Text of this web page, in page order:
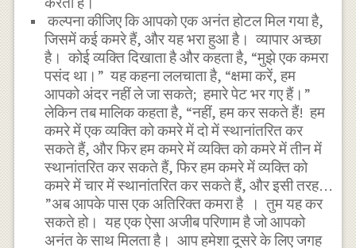
कल्पना कीजिए कि आपको एक अनंत होटल मिल गया है,
जिसमें कई कमरे हैं, और यह भरा हुआ है। व्यापार अच्छा
है। कोई व्यक्ति दिखाता है और कहता है, “मुझे एक कमरा
पसंद था।” यह कहना ललचाता है, “क्षमा करें, हम
आपको अंदर नहीं ले जा सकते; हमारे पेट भर गए हैं।”
लेकिन तब मालिक कहता है, “नहीं, हम कर सकते हैं! हम
कमरे में एक व्यक्ति को कमरे में दो में स्थानांतरित कर
सकते हैं, और फिर हम कमरे में व्यक्ति को कमरे में तीन में
स्थानांतरित कर सकते हैं, फिर हम कमरे में व्यक्ति को
कमरे में चार में स्थानांतरित कर सकते हैं, और इसी तरह…
”अब आपके पास एक अतिरिक्त कमरा है । तुम यह कर
सकते हो। यह एक ऐसा अजीब परिणाम है जो आपको
अनंत के साथ मिलता है। आप हमेशा दूसरे के लिए जगह